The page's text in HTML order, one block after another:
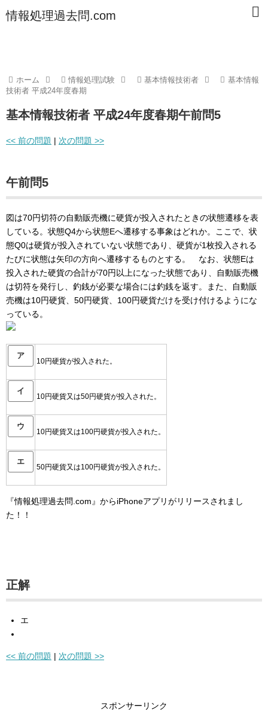
情報処理過去問.com
ホーム 情報処理試験 基本情報技術者
基本情報
技術者 平成24年度春期
基本情報技術者 平成24年度春期午前問5
<< 前の問題 | 次の問題 >>
午前問5
図は70円切符の自動販売機に硬貨が投入されたときの状態遷移を表
している。状態Q4から状態Eへ遷移する事象はどれか。ここで、状
態Q0は硬貨が投入されていない状態であり、硬貨が1枚投入される
たびに状態は矢印の方向へ遷移するものとする。 なお、状態Eは
投入された硬貨の合計が70円以上になった状態であり、自動販売機
は切符を発行し、釣銭が必要な場合には釣銭を返す。また、自動販
売機は10円硬貨、50円硬貨、100円硬貨だけを受け付けるようにな
っている。
ア
10円硬貨が投入された。
イ
10円硬貨又は50円硬貨が投入された。
ウ
10円硬貨又は100円硬貨が投入された。
エ
50円硬貨又は100円硬貨が投入された。
『情報処理過去問.com』からiPhoneアプリがリリースされまし
た！！
正解
エ
<< 前の問題 | 次の問題 >>
スポンサーリンク